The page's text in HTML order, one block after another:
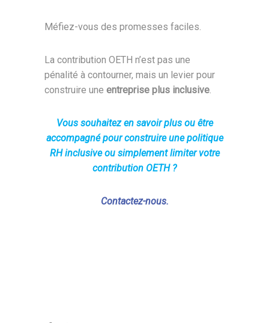
Méfiez-vous des promesses faciles.
La contribution OETH n’est pas une
pénalité à contourner, mais un levier pour
construire une entreprise plus inclusive
Vous souhaitez en savoir plus ou être
accompagné pour construire une politique
RH inclusive ou simplement limiter votre
contribution OETH ?
Contactez-nous.